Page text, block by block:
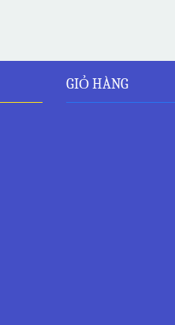
GIỎ HÀNG